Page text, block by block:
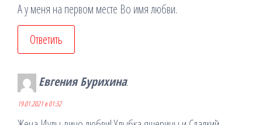
А у меня на первом месте Во имя любви.
Ответить
Евгения Бурихина:
19.01.2021 в 01:32